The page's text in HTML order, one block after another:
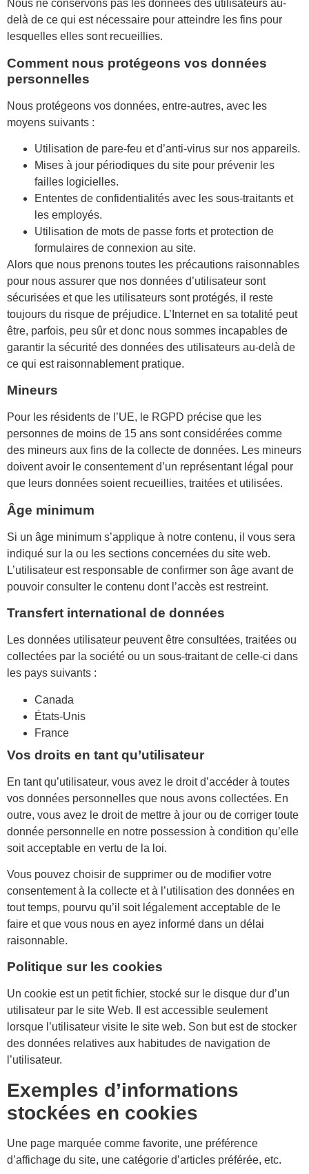
Nous ne conservons pas les données des utilisateurs au-
delà de ce qui est nécessaire pour atteindre les fins pour
lesquelles elles sont recueillies.
Comment nous protégeons vos données
personnelles
Nous protégeons vos données, entre-autres, avec les
moyens suivants :
Utilisation de pare-feu et d’anti-virus sur nos appareils.
Mises à jour périodiques du site pour prévenir les
failles logicielles.
Ententes de confidentialités avec les sous-traitants et
les employés.
Utilisation de mots de passe forts et protection de
formulaires de connexion au site.
Alors que nous prenons toutes les précautions raisonnables
pour nous assurer que nos données d’utilisateur sont
sécurisées et que les utilisateurs sont protégés, il reste
toujours du risque de préjudice. L’Internet en sa totalité peut
être, parfois, peu sûr et donc nous sommes incapables de
garantir la sécurité des données des utilisateurs au-delà de
ce qui est raisonnablement pratique.
Mineurs
Pour les résidents de l’UE, le RGPD précise que les
personnes de moins de 15 ans sont considérées comme
des mineurs aux fins de la collecte de données. Les mineurs
doivent avoir le consentement d’un représentant légal pour
que leurs données soient recueillies, traitées et utilisées.
Âge minimum
Si un âge minimum s’applique à notre contenu, il vous sera
indiqué sur la ou les sections concernées du site web.
L’utilisateur est responsable de confirmer son âge avant de
pouvoir consulter le contenu dont l’accès est restreint.
Transfert international de données
Les données utilisateur peuvent être consultées, traitées ou
collectées par la société ou un sous-traitant de celle-ci dans
les pays suivants :
Canada
États-Unis
France
Vos droits en tant qu’utilisateur
En tant qu’utilisateur, vous avez le droit d’accéder à toutes
vos données personnelles que nous avons collectées. En
outre, vous avez le droit de mettre à jour ou de corriger toute
donnée personnelle en notre possession à condition qu’elle
soit acceptable en vertu de la loi.
Vous pouvez choisir de supprimer ou de modifier votre
consentement à la collecte et à l’utilisation des données en
tout temps, pourvu qu’il soit légalement acceptable de le
faire et que vous nous en ayez informé dans un délai
raisonnable.
Politique sur les cookies
Un cookie est un petit fichier, stocké sur le disque dur d’un
utilisateur par le site Web. Il est accessible seulement
lorsque l’utilisateur visite le site web. Son but est de stocker
des données relatives aux habitudes de navigation de
l’utilisateur.
Exemples d’informations
stockées en cookies
Une page marquée comme favorite, une préférence
d’affichage du site, une catégorie d’articles préférée, etc.